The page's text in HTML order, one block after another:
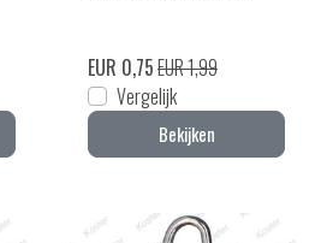
EUR 0,75EUR 1,99
Vergelijk
Bekijken